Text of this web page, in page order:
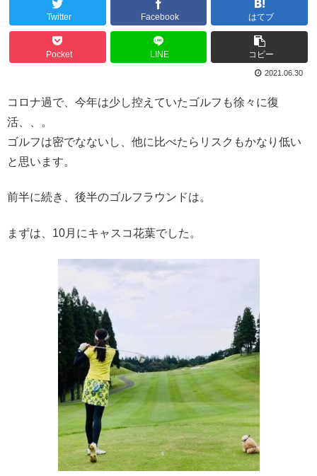
Twitter Facebook はてブ
Pocket LINE コピー
2021.06.30
コロナ過で、今年は少し控えていたゴルフも徐々に復
活、、。
ゴルフは密でなないし、他に比べたらリスクもかなり低い
と思います。
前半に続き、後半のゴルフラウンドは。
まずは、10月にキャスコ花葉でした。